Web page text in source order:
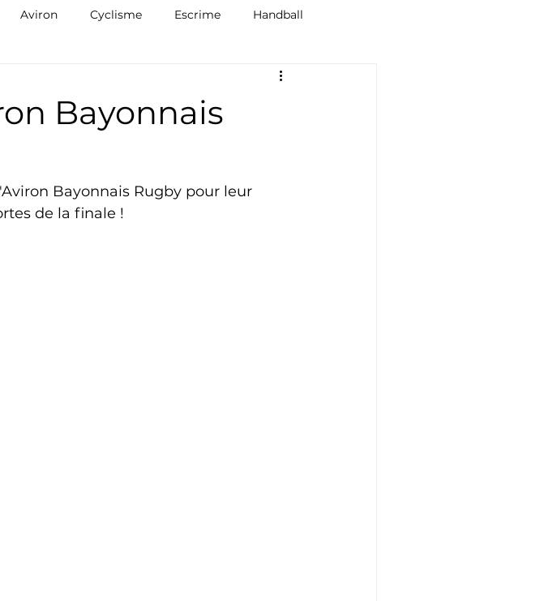
Aviron Cyclisme Escrime Handball
Bayonnais
Bayonnais Rugby pour leur
de la finale !